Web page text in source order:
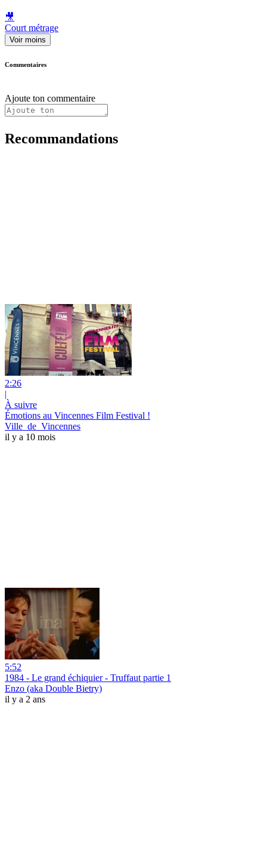
🎥
Court métrage
Voir moins
Commentaires
Ajoute ton commentaire
Recommandations
2:26
|
À suivre
Émotions au Vincennes Film Festival !
Ville_de_Vincennes
il y a 10 mois
5:52
1984 - Le grand échiquier - Truffaut partie 1
Enzo (aka Double Bietry)
il y a 2 ans